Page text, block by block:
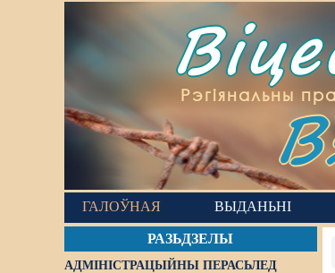
Рэгіянальны
ГАЛОЎНАЯ ВЫДАНЬНІ
РАЗЬДЗЕЛЫ
АДМІНІСТРАЦЫЙНЫ ПЕРАСЬЛЕД